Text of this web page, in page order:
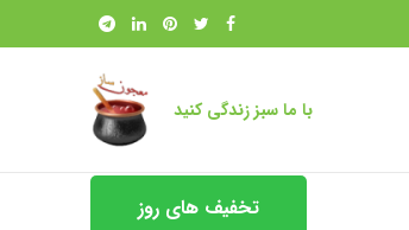
با ما سبز زندگی کنید
تخفیف های روز